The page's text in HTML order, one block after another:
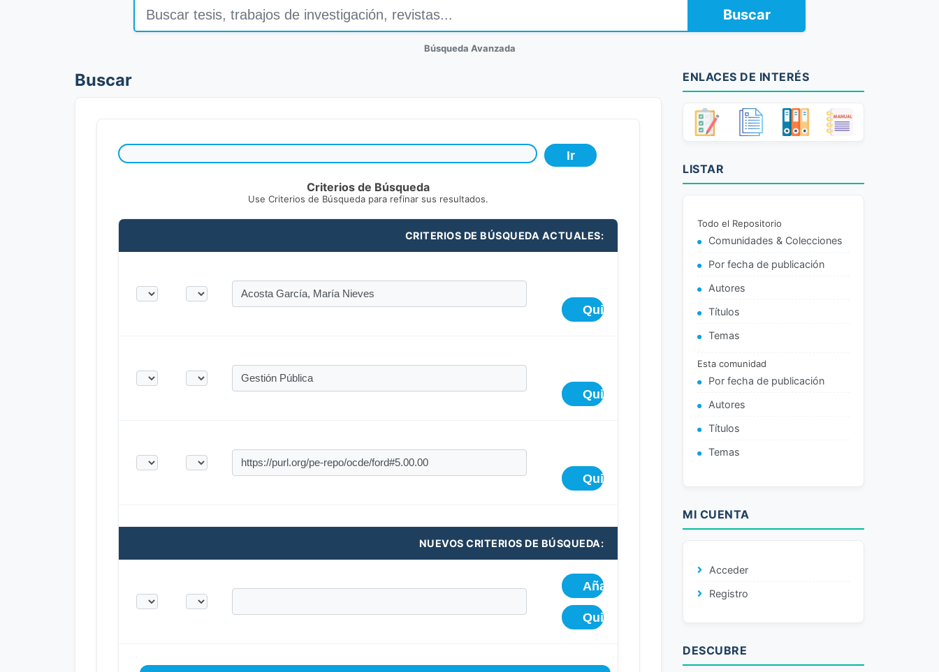
Buscar
Búsqueda Avanzada
Buscar
Criterios de Búsqueda
Use Criterios de Búsqueda para refinar sus resultados.
CRITERIOS DE BÚSQUEDA ACTUALES:
NUEVOS CRITERIOS DE BÚSQUEDA:
ENLACES DE INTERÉS
LISTAR
Todo el Repositorio
Comunidades & Colecciones
Por fecha de publicación
Autores
Títulos
Temas
Esta comunidad
Por fecha de publicación
Autores
Títulos
Temas
MI CUENTA
Acceder
Registro
DESCUBRE